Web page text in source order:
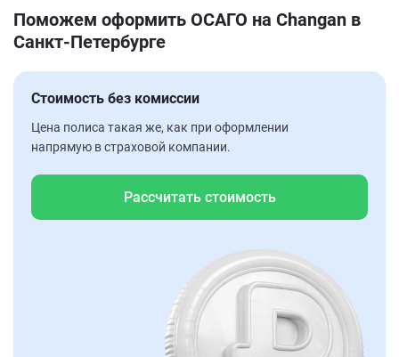
Поможем оформить ОСАГО на Changan в
Санкт-Петербурге
Стоимость без комиссии
Цена полиса такая же, как при оформлении
напрямую в страховой компании.
Рассчитать стоимость